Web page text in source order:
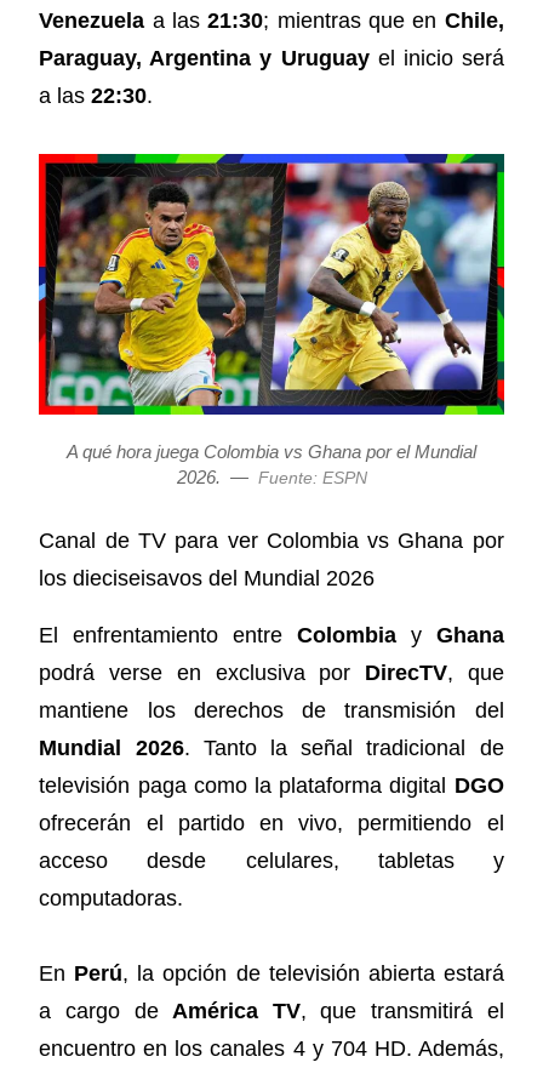
Venezuela a las21:30; mientras que en Chile,
Paraguay, Argentina y Uruguayel inicio será
a las22:30.
A qué hora juega Colombia vs Ghana por el Mundial
2026. — Fuente: ESPN
Canal de TV para ver Colombia vs Ghana por
los dieciseisavos del Mundial 2026
El enfrentamiento entre Colombiay Ghana
podrá verse en exclusiva por DirecTV, que
mantiene los derechos de transmisión del
Mundial 2026. Tanto la señal tradicional de
televisión paga como la plataforma digital DGO
ofrecerán el partido en vivo, permitiendo el
acceso desde celulares, tabletas y
computadoras.
En Perú, la opción de televisión abierta estará
a cargo deAmérica TV, que transmitirá el
encuentro en los canales 4 y 704 HD. Además,